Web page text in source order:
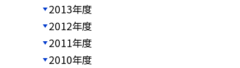
2013年度
2012年度
2011年度
2010年度